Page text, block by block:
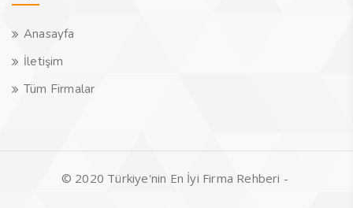
Anasayfa
İletişim
Tüm Firmalar
© 2020 Türkiye'nin En İyi Firma Rehberi -